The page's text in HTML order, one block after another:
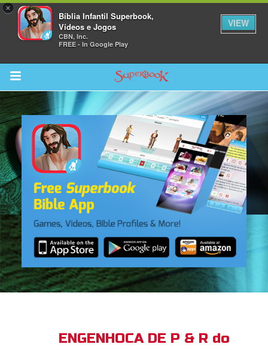
×
Bíblia Infantil Superbook,
Vídeos e Jogos
CBN, Inc.
FREE - In Google Play
VIEW
Return to Content
Bible App
ENGENHOCA DE P & R do